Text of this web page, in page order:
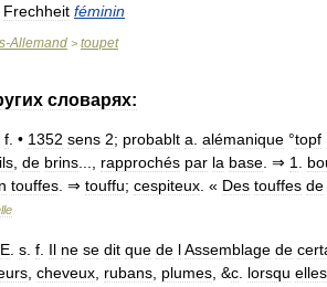
Frechheit féminin
-Allemand > toupet
словарях:
f . • 1352 sens 2; probablt a alémanique °topf
de brins rapprochés par la base . ⇒ 1
touffes . ⇒ touffu; cespiteux . « Des touffes de
s f Il ne se dit que de lAssemblage de
cheveux rubans plumes , &c lorsqu elles